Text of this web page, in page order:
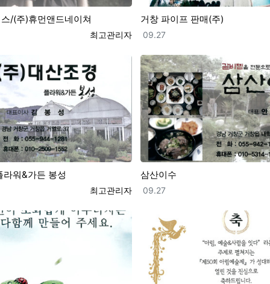
/(주)휴먼앤드네이쳐
등록자
최고관리자
거창 파이프 판매(주)
등록일
09.27
워&가든 봉성
등록자
최고관리자
삼산이수
등록일
09.27